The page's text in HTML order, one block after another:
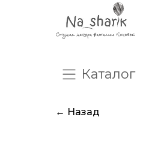
Каталог
← Назад